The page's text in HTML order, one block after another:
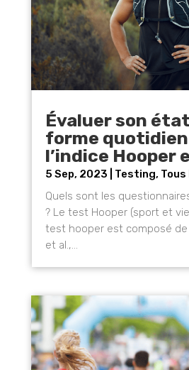
Évaluer son
forme
l’indice Hooper
5 Sep, 2023 Testing,
Quels sont les
? Le test Hooper (sport et
test hooper est composé
et al.,...